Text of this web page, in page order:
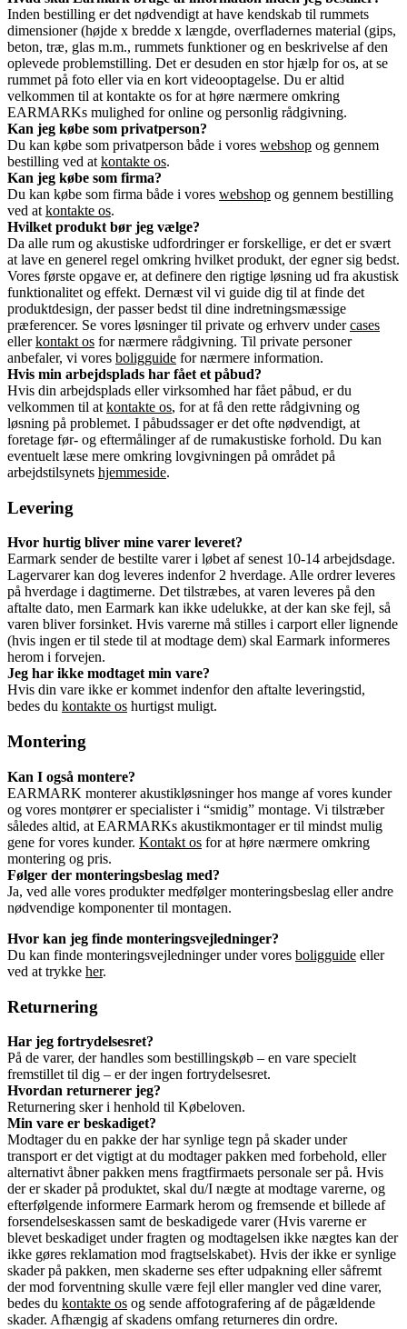
Inden bestilling er det nødvendigt at have kendskab til rummets
dimensioner (højde x bredde x længde, overfladernes material (gips,
beton, træ, glas m.m., rummets funktioner og en beskrivelse af den
oplevede problemstilling. Det er desuden en stor hjælp for os, at se
rummet på foto eller via en kort videooptagelse. Du er altid
velkommen til at kontakte os for at høre nærmere omkring
EARMARKs mulighed for online og personlig rådgivning.
Kan jeg købe som privatperson?
Du kan købe som privatperson både i vores webshop og gennem
bestilling ved at kontakte os.
Kan jeg købe som firma?
Du kan købe som firma både i vores webshop og gennem bestilling
ved at kontakte os.
Hvilket produkt bør jeg vælge?
Da alle rum og akustiske udfordringer er forskellige, er det er svært
at lave en generel regel omkring hvilket produkt, der egner sig bedst.
Vores første opgave er, at definere den rigtige løsning ud fra akustisk
funktionalitet og effekt. Dernæst vil vi guide dig til at finde det
produktdesign, der passer bedst til dine indretningsmæssige
præferencer. Se vores løsninger til private og erhverv undercases
ellerkontakt os for nærmere rådgivning. Til private personer
anbefaler, vi vores boligguide for nærmere information.
Hvis min arbejdsplads har fået et påbud?
Hvis din arbejdsplads eller virksomhed har fået påbud, er du
velkommen til at kontakte os, for at få den rette rådgivning og
løsning på problemet. I påbudssager er det ofte nødvendigt, at
foretage før- og eftermålinger af de rumakustiske forhold. Du kan
eventuelt læse mere omkring lovgivningen på området på
arbejdstilsynets hjemmeside.
Levering
Hvor hurtig bliver mine varer leveret?
Earmark sender de bestilte varer i løbet af senest 10-14 arbejdsdage.
Lagervarer kan dog leveres indenfor 2 hverdage. Alle ordrer leveres
på hverdage i dagtimerne. Det tilstræbes, at varen leveres på den
aftalte dato, men Earmark kan ikke udelukke, at der kan ske fejl, så
varen bliver forsinket. Hvis varerne må stilles i carport eller lignende
(hvis ingen er til stede til at modtage dem) skal Earmark informeres
herom i forvejen.
Jeg har ikke modtaget min vare?
Hvis din vare ikke er kommet indenfor den aftalte leveringstid,
bedes du kontakte os hurtigst muligt.
Montering
Kan I også montere?
EARMARK monterer akustikløsninger hos mange af vores kunder
og vores montører er specialister i “smidig” montage. Vi tilstræber
således altid, at EARMARKs akustikmontager er til mindst mulig
gene for vores kunder. Kontakt os for at høre nærmere omkring
montering og pris.
Følger der monteringsbeslag med?
Ja, ved alle vores produkter medfølger monteringsbeslag eller andre
nødvendige komponenter til montagen.
Hvor kan jeg finde monteringsvejledninger?
Du kan finde monteringsvejledninger under vores boligguide eller
ved at trykke her.
Returnering
Har jeg fortrydelsesret?
På de varer, der handles som bestillingskøb – en vare specielt
fremstillet til dig – er der ingen fortrydelsesret.
Hvordan returnerer jeg?
Returnering sker i henhold til Købeloven.
Min vare er beskadiget?
Modtager du en pakke der har synlige tegn på skader under
transport er det vigtigt at du modtager pakken med forbehold, eller
alternativt åbner pakken mens fragtfirmaets personale ser på. Hvis
der er skader på produktet, skal du/I nægte at modtage varerne, og
efterfølgende informere Earmark herom og fremsende et billede af
forsendelseskassen samt de beskadigede varer (Hvis varerne er
blevet beskadiget under fragten og modtagelsen ikke nægtes kan der
ikke gøres reklamation mod fragtselskabet). Hvis der ikke er synlige
skader på pakken, men skaderne ses efter udpakning eller såfremt
der mod forventning skulle være fejl eller mangler ved dine varer,
bedes du kontakte os og sende affotografering af de pågældende
skader. Afhængig af skadens omfang returneres din ordre.